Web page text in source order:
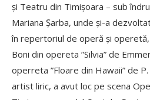
și Teatru din Timișoara – sub
Mariana Șarba, unde și-a
în repertoriul de operă și
Boni din opereta ”Silvia” de
operreta ”Floare din Hawaii” de
artist liric, a avut loc pe scena